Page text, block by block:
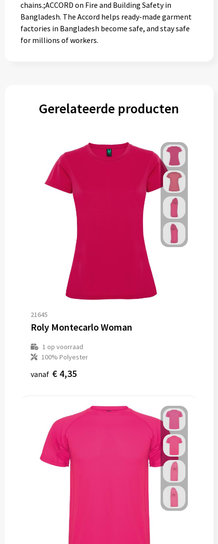
chains.;ACCORD on Fire and Building Safety in
Bangladesh. The Accord helps ready-made garment
factories in Bangladesh become safe, and stay safe
for millions of workers.
Gerelateerde producten
21645
Roly Montecarlo Woman
1 op voorraad
100% Polyester
vanaf € 4,35